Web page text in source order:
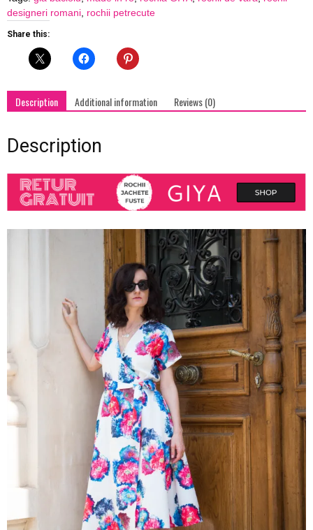
"Summer
Diva"
quantity
designeri romani rochii petrecute
Share this:
Description Additional information Reviews (0)
Description